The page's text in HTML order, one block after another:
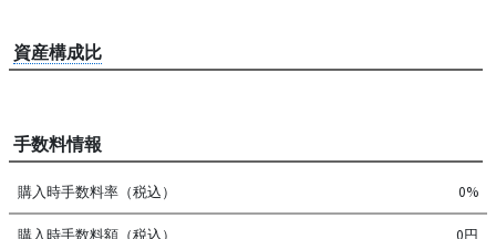
資産構成比
手数料情報
購入時手数料率（税込） 0%
購入時手数料額（税込） 0円